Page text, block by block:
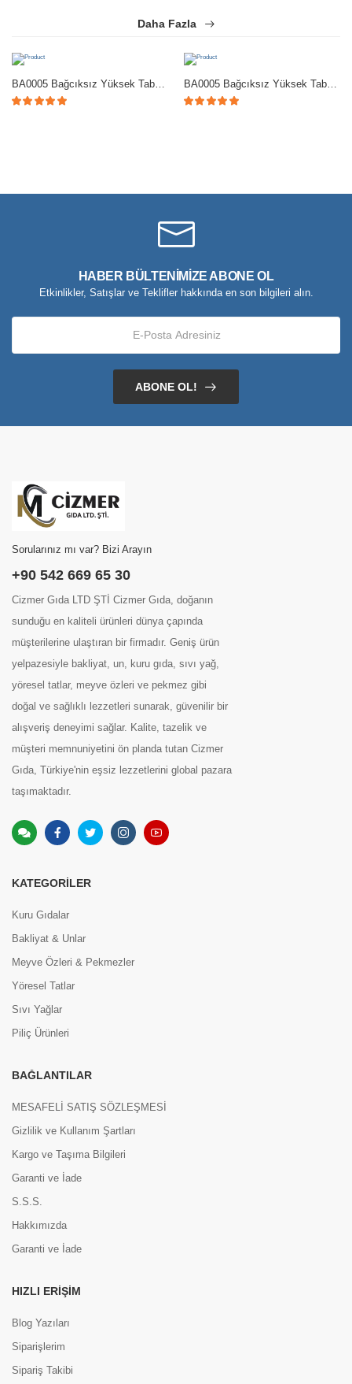
Daha Fazla
HABER BÜLTENİMİZE ABONE OL
Etkinlikler, Satışlar ve Teklifler hakkında en son bilgileri alın.
ABONE OL!
Sorularınız mı var? Bizi Arayın
+90 542 669 65 30
Cizmer Gıda LTD ŞTİ Cizmer Gıda, doğanın
sunduğu en kaliteli ürünleri dünya çapında
müşterilerine ulaştıran bir firmadır. Geniş ürün
yelpazesiyle bakliyat, un, kuru gıda, sıvı yağ,
yöresel tatlar, meyve özleri ve pekmez gibi
doğal ve sağlıklı lezzetleri sunarak, güvenilir bir
alışveriş deneyimi sağlar. Kalite, tazelik ve
müşteri memnuniyetini ön planda tutan Cizmer
Gıda, Türkiye'nin eşsiz lezzetlerini global pazara
taşımaktadır.
KATEGORILER
Kuru Gıdalar
Bakliyat & Unlar
Meyve Özleri & Pekmezler
Yöresel Tatlar
Sıvı Yağlar
Piliç Ürünleri
BAĞLANTILAR
MESAFELİ SATIŞ SÖZLEŞMESİ
Gizlilik ve Kullanım Şartları
Kargo ve Taşıma Bilgileri
Garanti ve İade
S.S.S.
Hakkımızda
Garanti ve İade
HIZLI ERIŞIM
Blog Yazıları
Siparişlerim
Sipariş Takibi